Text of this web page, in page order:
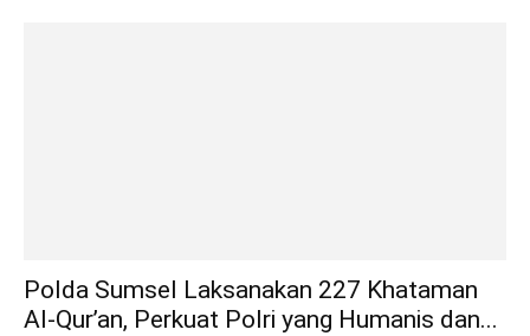
Polda Sumsel Laksanakan 227 Khataman
Al-Qur’an, Perkuat Polri yang Humanis dan...